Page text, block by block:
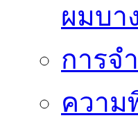
ผมบา
การจ
ความ